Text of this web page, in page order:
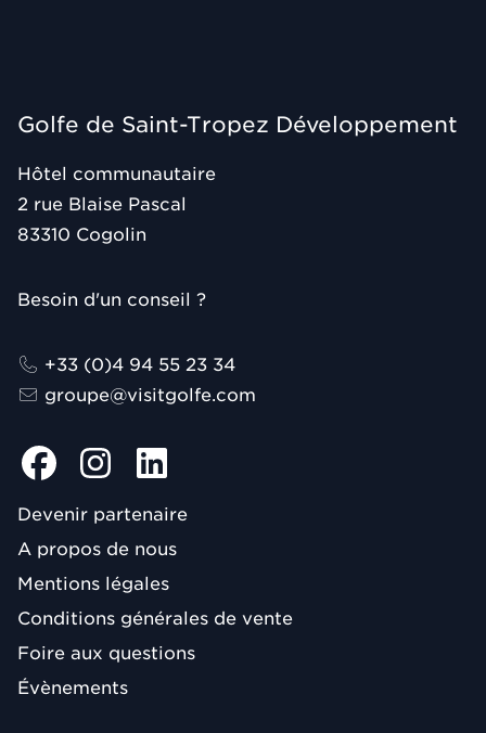
Golfe de Saint-Tropez Développement
Hôtel communautaire
2 rue Blaise Pascal
83310 Cogolin
Besoin d'un conseil ?
+33 (0)4 94 55 23 34
groupe@visitgolfe.com
Devenir partenaire
A propos de nous
Mentions légales
Conditions générales de vente
Foire aux questions
Évènements